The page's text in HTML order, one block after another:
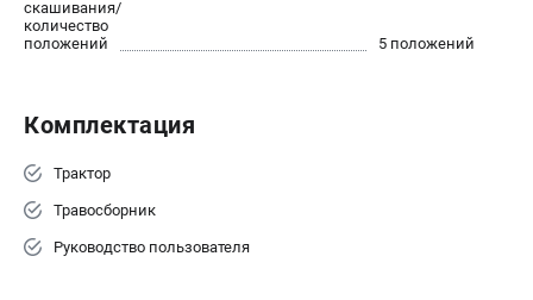
скашивания/
количество
положений
5 положений
Комплектация
Трактор
Травосборник
Руководство пользователя